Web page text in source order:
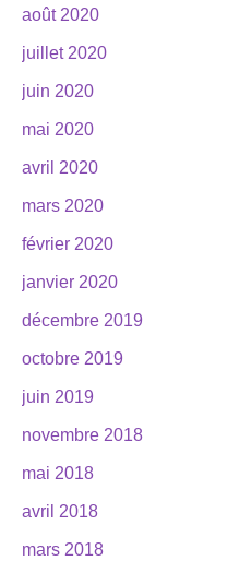
août 2020
juillet 2020
juin 2020
mai 2020
avril 2020
mars 2020
février 2020
janvier 2020
décembre 2019
octobre 2019
juin 2019
novembre 2018
mai 2018
avril 2018
mars 2018